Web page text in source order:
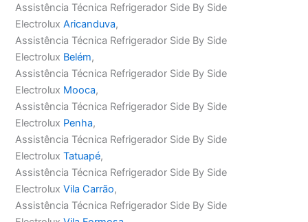
Assistência Técnica Refrigerador Side By Side
ElectroluxAricanduva,
Assistência Técnica Refrigerador Side By Side
Electrolux Belém,
Assistência Técnica Refrigerador Side By Side
Electrolux Mooca,
Assistência Técnica Refrigerador Side By Side
Electrolux Penha,
Assistência Técnica Refrigerador Side By Side
ElectroluxTatuapé,
Assistência Técnica Refrigerador Side By Side
ElectroluxVila Carrão,
Assistência Técnica Refrigerador Side By Side